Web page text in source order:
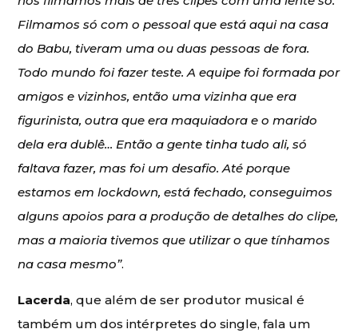
Filmamos só com o pessoal que está aqui na casa
do Babu, tiveram uma ou duas pessoas de fora.
Todo mundo foi fazer teste. A equipe foi formada por
amigos e vizinhos, então uma vizinha que era
figurinista, outra que era maquiadora e o marido
dela era dublê… Então a gente tinha tudo ali, só
faltava fazer, mas foi um desafio. Até porque
estamos em lockdown, está fechado, conseguimos
alguns apoios para a produção de detalhes do clipe,
mas a maioria tivemos que utilizar o que tínhamos
na casa mesmo”.
Lacerda, que além de ser produtor musical é
também um dos intérpretes do single, fala um